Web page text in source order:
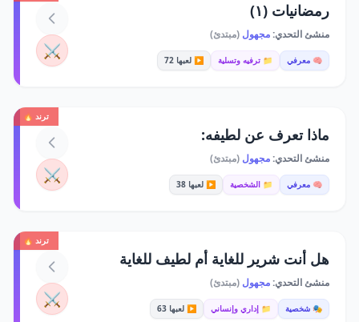
رمضانيات (١)
منشئ التحدي:مجهول (مبتدئ)
🧠 معرفي 📁 ترفيه وتسلية ▶️ لعبها 72 ⚔️
ترند 🔥
ماذا تعرف عن لطيفه:
منشئ التحدي:مجهول (مبتدئ)
🧠 معرفي 📁 الشخصية ▶️ لعبها 38 ⚔️
ترند 🔥
هل أنت شرير للغاية أم لطيف للغاية
منشئ التحدي:مجهول (مبتدئ)
🎭 شخصية 📁 إداري وإنساني ▶️ لعبها 63 ⚔️